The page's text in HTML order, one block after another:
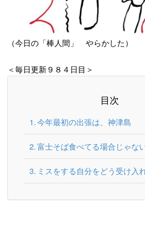
（今日の「棒人間」 やらかした）
＜毎日更新９８４日目＞
目次
今年最初の出張は、神津島
富士そば食べてる場合じゃな
ミスをする自分をどう受け入